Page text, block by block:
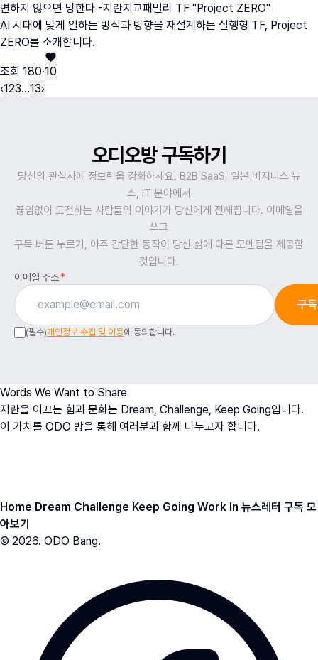
변하지 않으면 망한다 -지란지교패밀리 TF "Project ZERO"
AI 시대에 맞게 일하는 방식과 방향을 재설계하는 실행형 TF, Project
ZERO를 소개합니다.
조회 180·10
‹123…13›
오디오방 구독하기
당신의 관심사에 정보력을 강화하세요. B2B SaaS, 일본 비지니스 뉴
스, IT 분야에서
끊임없이 도전하는 사람들의 이야기가 당신에게 전해집니다. 이메일을
쓰고
구독 버튼 누르기, 아주 간단한 동작이 당신 삶에 다른 모멘텀을 제공할
것입니다.
이메일 주소*
구
(필수)개인정보 수집 및 이용에 동의합니다.
Words We Want to Share
지란을 이끄는 힘과 문화는 Dream, Challenge, Keep Going입니다.
이 가치를 ODO 방을 통해 여러분과 함께 나누고자 합니다.
Home Dream Challenge Keep Going Work In 뉴스레터 구독 모
아보기
© 2026. ODO Bang.